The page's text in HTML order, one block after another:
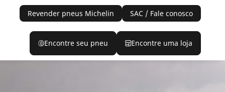
Revender pneus Michelin SAC / Fale conosco
Encontre seu pneu Encontre uma loja